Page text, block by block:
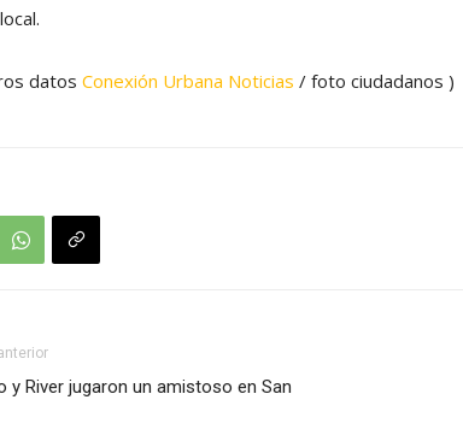
datos Conexión Urbana Noticias / foto ciudadanos )
y River jugaron un amistoso en San